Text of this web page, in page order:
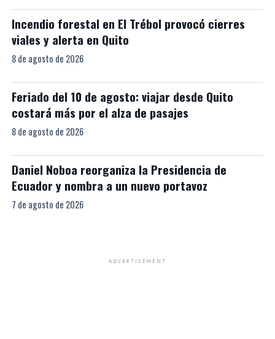
Incendio forestal en El Trébol provocó cierres
viales y alerta en Quito
8 de agosto de 2026
Feriado del 10 de agosto: viajar desde Quito
costará más por el alza de pasajes
8 de agosto de 2026
Daniel Noboa reorganiza la Presidencia de
Ecuador y nombra a un nuevo portavoz
7 de agosto de 2026
ADVERTISEMENT